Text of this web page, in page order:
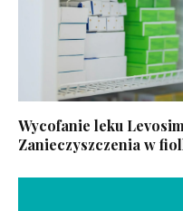
Wycofanie leku
Zanieczyszczenia w